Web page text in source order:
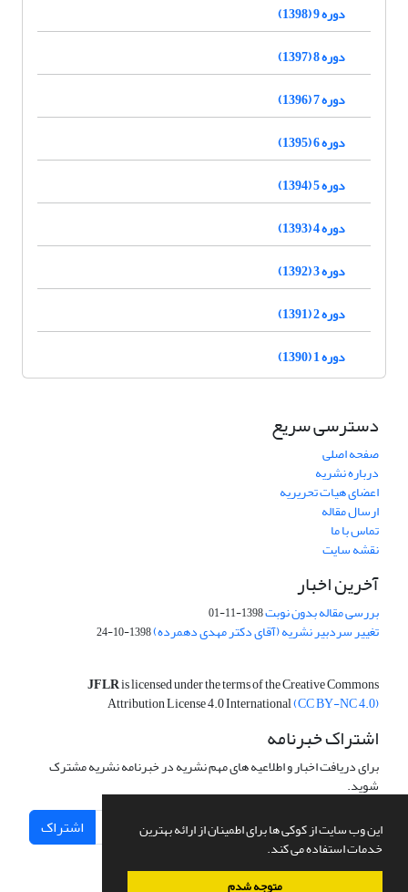
این وب سایت از کوکی ها برای اطمینان از ارائه بهترین
خدمات استفاده می کند.
متوجه شدم
دوره 9 (1398)
دوره 8 (1397)
دوره 7 (1396)
دوره 6 (1395)
دوره 5 (1394)
دوره 4 (1393)
دوره 3 (1392)
دوره 2 (1391)
دوره 1 (1390)
دسترسی سریع
صفحه اصلی
درباره نشریه
اعضای هیات تحریریه
ارسال مقاله
تماس با ما
نقشه سایت
آخرین اخبار
بررسی مقاله بدون نوبت1398-11-01
تغییر سردبیر نشریه (آقای دکتر مهدی دهمرده)1398-10-24
JFLRis licensed under the terms of the Creative Commons
Attribution License 4.0 International(CC BY-NC 4.0)
اشتراک خبرنامه
برای دریافت اخبار و اطلاعیه های مهم نشریه در خبرنامه نشریه مشترک
شوید.
اشتراک